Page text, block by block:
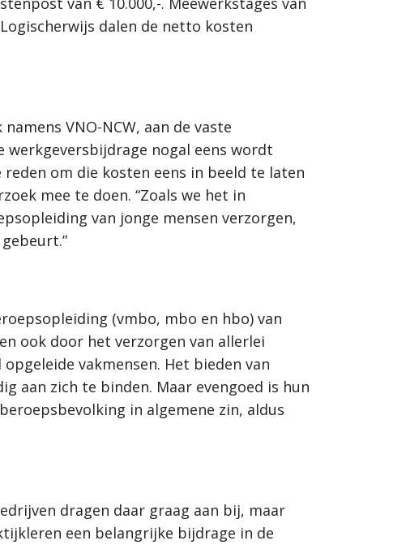
dalen de netto kosten
VNO-NCW, aan de vaste
werkgeversbijdrage nogal eens wordt
om die kosten eens in beeld te laten
mee te doen. “Zoals we het in
van jonge mensen verzorgen,
(vmbo, mbo en hbo) van
ook door het verzorgen van allerlei
vakmensen. Het bieden van
aan zich te binden. Maar evengoed is hun
in algemene zin, aldus
dragen daar graag aan bij, maar
een belangrijke bijdrage in de